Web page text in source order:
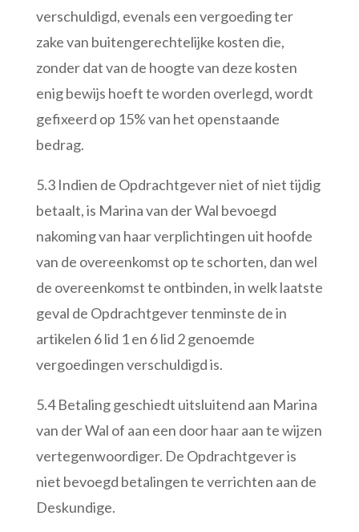
verschuldigd, evenals een vergoeding ter
zake van buitengerechtelijke kosten die,
zonder dat van de hoogte van deze kosten
enig bewijs hoeft te worden overlegd, wordt
gefixeerd op 15% van het openstaande
bedrag.
5.3 Indien de Opdrachtgever niet of niet tijdig
betaalt, is Marina van der Wal bevoegd
nakoming van haar verplichtingen uit hoofde
van de overeenkomst op te schorten, dan wel
de overeenkomst te ontbinden, in welk laatste
geval de Opdrachtgever tenminste de in
artikelen 6 lid 1 en 6 lid 2 genoemde
vergoedingen verschuldigd is.
5.4 Betaling geschiedt uitsluitend aan Marina
van der Wal of aan een door haar aan te wijzen
vertegenwoordiger. De Opdrachtgever is
niet bevoegd betalingen te verrichten aan de
Deskundige.